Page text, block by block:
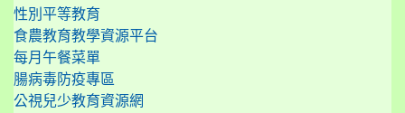
性別平等教育
食農教育教學資源平台
每月午餐菜單
腸病毒防疫專區
公視兒少教育資源網